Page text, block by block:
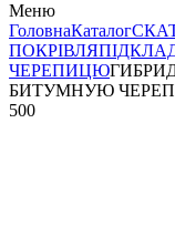
Меню
ГоловнаКаталог
ПОКРІВЛЯ
ЧЕРЕПИЦЮ
БИТУМНУЮ
500